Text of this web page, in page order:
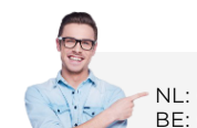
NL:
BE: